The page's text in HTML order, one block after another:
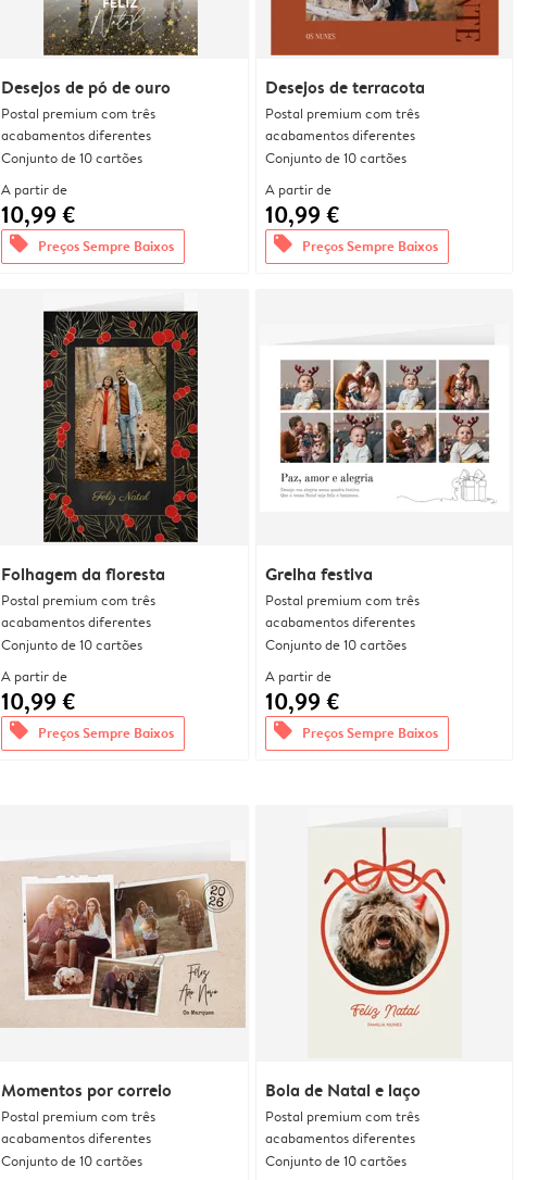
Desejos de pó de ouro
Postal premium com três
acabamentos diferentes
Conjunto de 10 cartões
A partir de
10,99 €
offers Preços Sempre Baixos
Desejos de terracota
Postal premium com três
acabamentos diferentes
Conjunto de 10 cartões
A partir de
10,99 €
offers Preços Sempre Baixos
Folhagem da floresta
Postal premium com três
acabamentos diferentes
Conjunto de 10 cartões
A partir de
10,99 €
offers Preços Sempre Baixos
Grelha festiva
Postal premium com três
acabamentos diferentes
Conjunto de 10 cartões
A partir de
10,99 €
offers Preços Sempre Baixos
Momentos por correio
Postal premium com três
acabamentos diferentes
Conjunto de 10 cartões
Bola de Natal e laço
Postal premium com três
acabamentos diferentes
Conjunto de 10 cartões